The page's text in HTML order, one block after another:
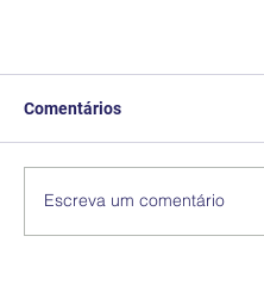
Comentários
Escreva um comentário